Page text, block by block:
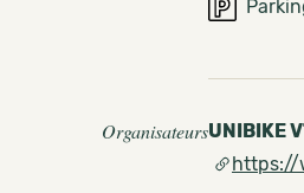
OrganisateursUNIBIKE
https://